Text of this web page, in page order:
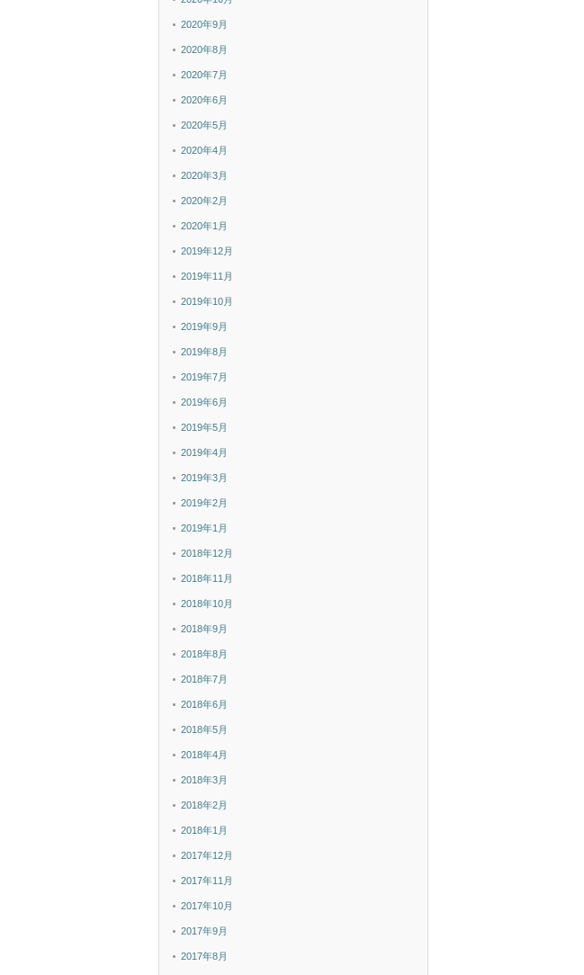
2020年9月
2020年8月
2020年7月
2020年6月
2020年5月
2020年4月
2020年3月
2020年2月
2020年1月
2019年12月
2019年11月
2019年10月
2019年9月
2019年8月
2019年7月
2019年6月
2019年5月
2019年4月
2019年3月
2019年2月
2019年1月
2018年12月
2018年11月
2018年10月
2018年9月
2018年8月
2018年7月
2018年6月
2018年5月
2018年4月
2018年3月
2018年2月
2018年1月
2017年12月
2017年11月
2017年10月
2017年9月
2017年8月